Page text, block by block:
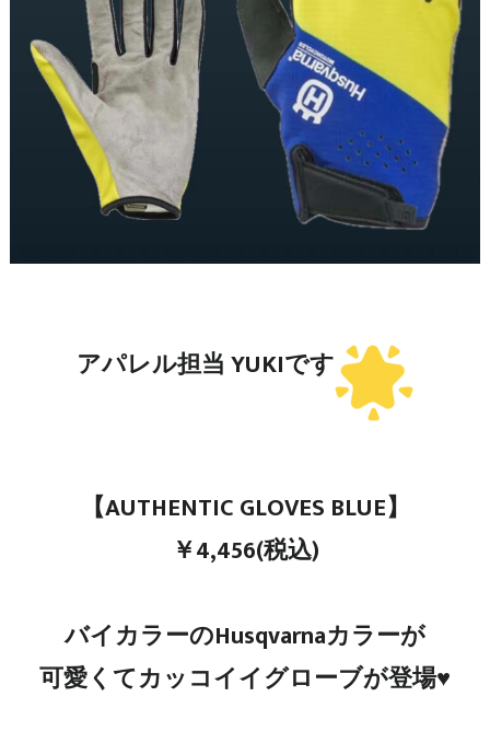
アパレル担当 YUKIです
【AUTHENTIC GLOVES BLUE】
￥4,456(税込)
バイカラーのHusqvarnaカラーが
可愛くてカッコイイグローブが登場♥